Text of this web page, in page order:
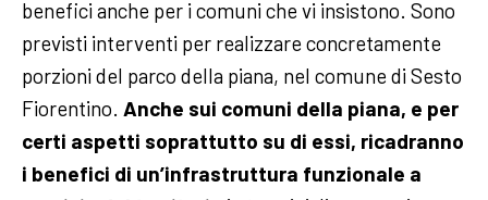
benefici anche per i comuni che vi insistono. Sono
previsti interventi per realizzare concretamente
porzioni del parco della piana, nel comune di Sesto
Fiorentino. Anche sui comuni della piana, e per
certi aspetti soprattutto su di essi, ricadranno
i benefici di un’infrastruttura funzionale a